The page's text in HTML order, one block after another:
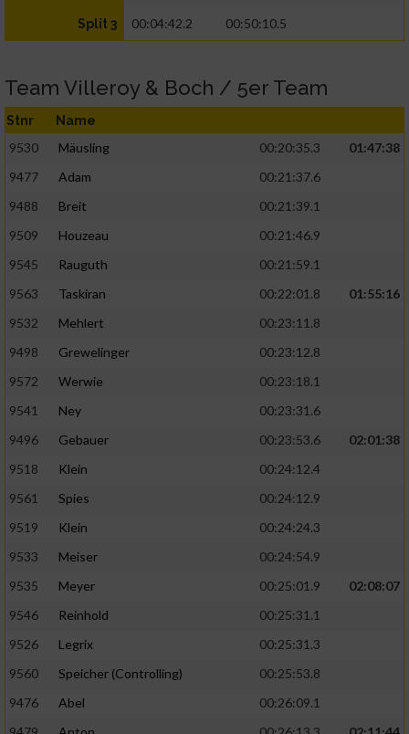
Split 3 00:04:42.2 00:50:10.5
Team Villeroy & Boch / 5er Team
Stnr Name
9530 Mäusling 00:20:35.3
01:47:38
9477
Adam
00:21:37.6
9488
Breit
00:21:39.1
9509
Houzeau
00:21:46.9
9545
Rauguth
00:21:59.1
9563
Taskiran 00:22:01.8
01:55:16
9532
Mehlert
00:23:11.8
9498
Grewelinger
00:23:12.8
9572
Werwie
00:23:18.1
9541
Ney
00:23:31.6
9496
Gebauer 00:23:53.6
02:01:38
9518
Klein
00:24:12.4
9561
Spies
00:24:12.9
9519
Klein
00:24:24.3
9533
Meiser
00:24:54.9
9535
Meyer 00:25:01.9
02:08:07
9546
Reinhold
00:25:31.1
9526
Legrix
00:25:31.3
9560
Speicher (Controlling)
00:25:53.8
9476
Abel
00:26:09.1